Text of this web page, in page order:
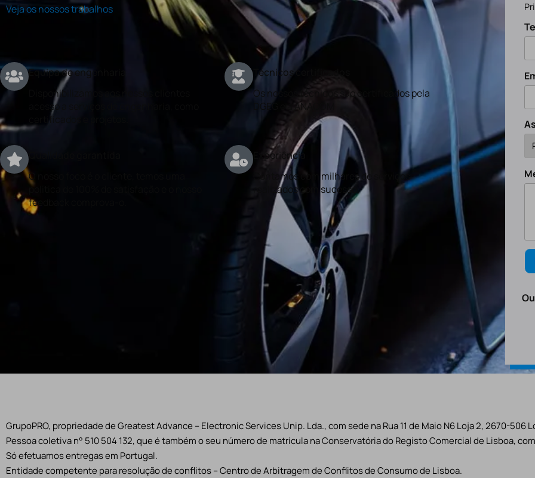
Veja os nossos trabalhos
Equipa de engenharia
Disponibilizamos aos nossos clientes
acesso a serviços de engenharia, como
certificados e projetos.
Técnicos certificados
Os nossos técnicos são certificados pela
DGEG e a ANACOM
O nosso foco é o cliente, temos uma
politica de 100% de satisfação e o nosso
feedback comprova-o.
Experiência
Contamos com milhares de serviços
realizados com sucesso.
GrupoPRO, propriedade de Greatest Advance – Electronic Services Unip. Lda., com sede na Rua 11 de Maio N6 Loja 2, 2670-506
Pessoa coletiva n° 510 504 132, que é também o seu número de matrícula na Conservatória do Registo Comercial de Lisboa,
Só efetuamos entregas em Portugal.
Entidade competente para resolução de conflitos – Centro de Arbitragem de Conflitos de Consumo de Lisboa.